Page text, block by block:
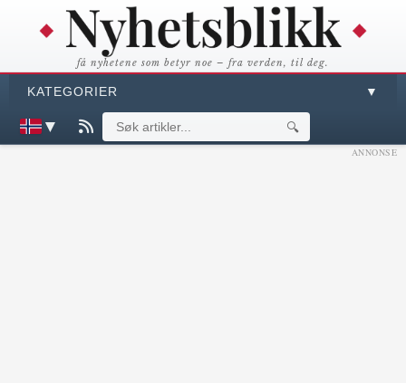
få nyhetene som betyr noe – fra verden, til deg.
KATEGORIER ▼
▼ 🔍
ANNONSE